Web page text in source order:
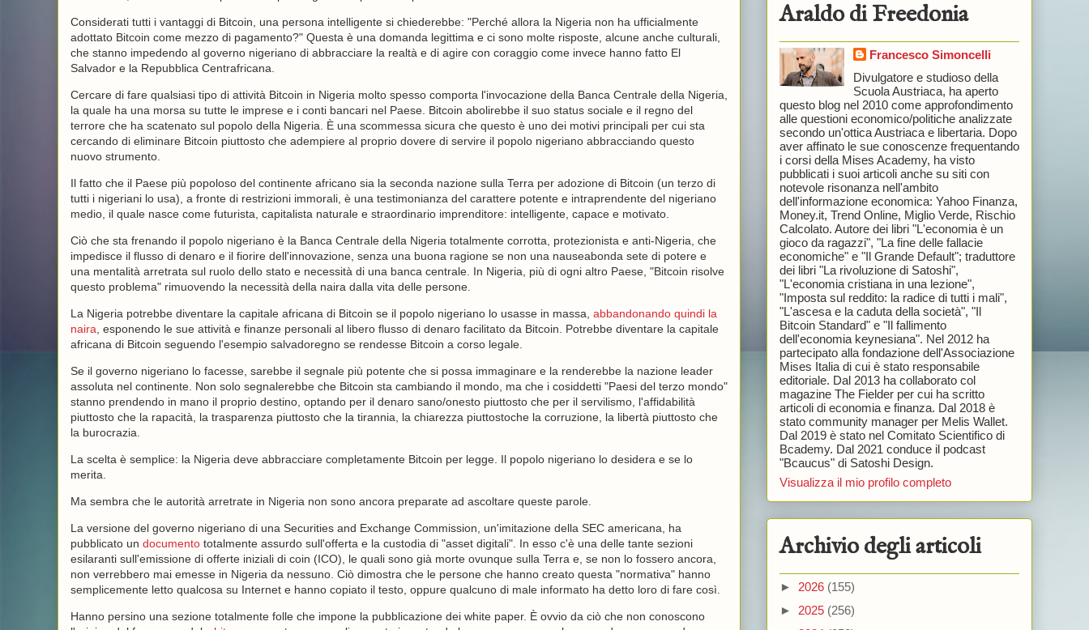
Considerati tutti i vantaggi di Bitcoin, una persona intelligente si chiederebbe: "Perché allora la Nigeria non ha ufficialmente
adottato Bitcoin come mezzo di pagamento?" Questa è una domanda legittima e ci sono molte risposte, alcune anche culturali,
che stanno impedendo al governo nigeriano di abbracciare la realtà e di agire con coraggio come invece hanno fatto El
Salvador e la Repubblica Centrafricana.
Cercare di fare qualsiasi tipo di attività Bitcoin in Nigeria molto spesso comporta l'invocazione della Banca Centrale della Nigeria,
la quale ha una morsa su tutte le imprese e i conti bancari nel Paese. Bitcoin abolirebbe il suo status sociale e il regno del
terrore che ha scatenato sul popolo della Nigeria. È una scommessa sicura che questo è uno dei motivi principali per cui sta
cercando di eliminare Bitcoin piuttosto che adempiere al proprio dovere di servire il popolo nigeriano abbracciando questo
nuovo strumento.
Il fatto che il Paese più popoloso del continente africano sia la seconda nazione sulla Terra per adozione di Bitcoin (un terzo di
tutti i nigeriani lo usa), a fronte di restrizioni immorali, è una testimonianza del carattere potente e intraprendente del nigeriano
medio, il quale nasce come futurista, capitalista naturale e straordinario imprenditore: intelligente, capace e motivato.
Ciò che sta frenando il popolo nigeriano è la Banca Centrale della Nigeria totalmente corrotta, protezionista e anti-Nigeria, che
impedisce il flusso di denaro e il fiorire dell'innovazione, senza una buona ragione se non una nauseabonda sete di potere e
una mentalità arretrata sul ruolo dello stato e necessità di una banca centrale. In Nigeria, più di ogni altro Paese, "Bitcoin risolve
questo problema" rimuovendo la necessità della naira dalla vita delle persone.
La Nigeria potrebbe diventare la capitale africana di Bitcoin se il popolo nigeriano lo usasse in massa, abbandonando quindi la
naira , esponendo le sue attività e finanze personali al libero flusso di denaro facilitato da Bitcoin. Potrebbe diventare la capitale
africana di Bitcoin seguendo l'esempio salvadoregno se rendesse Bitcoin a corso legale.
Se il governo nigeriano lo facesse, sarebbe il segnale più potente che si possa immaginare e la renderebbe la nazione leader
assoluta nel continente. Non solo segnalerebbe che Bitcoin sta cambiando il mondo, ma che i cosiddetti "Paesi del terzo mondo"
stanno prendendo in mano il proprio destino, optando per il denaro sano/onesto piuttosto che per il servilismo, l'affidabilità
piuttosto che la rapacità, la trasparenza piuttosto che la tirannia, la chiarezza piuttostoche la corruzione, la libertà piuttosto che
la burocrazia.
La scelta è semplice: la Nigeria deve abbracciare completamente Bitcoin per legge. Il popolo nigeriano lo desidera e se lo
merita.
Ma sembra che le autorità arretrate in Nigeria non sono ancora preparate ad ascoltare queste parole.
La versione del governo nigeriano di una Securities and Exchange Commission, un'imitazione della SEC americana, ha
pubblicato un documentototalmente assurdo sull'offerta e la custodia di "asset digitali". In esso c'è una delle tante sezioni
esilaranti sull'emissione di offerte iniziali di coin (ICO), le quali sono già morte ovunque sulla Terra e, se non lo fossero ancora,
non verrebbero mai emesse in Nigeria da nessuno. Ciò dimostra che le persone che hanno creato questa "normativa" hanno
semplicemente letto qualcosa su Internet e hanno copiato il testo, oppure qualcuno di male informato ha detto loro di fare così.
Hanno persino una sezione totalmente folle che impone la pubblicazione dei white paper. È ovvio da ciò che non conoscono
Araldo di Freedonia
Francesco Simoncelli
Divulgatore e studioso della
Scuola Austriaca, ha aperto
questo blog nel 2010 come approfondimento
alle questioni economico/politiche analizzate
secondo un'ottica Austriaca e libertaria. Dopo
aver affinato le sue conoscenze frequentando
i corsi della Mises Academy, ha visto
pubblicati i suoi articoli anche su siti con
notevole risonanza nell'ambito
dell'informazione economica: Yahoo Finanza,
Money.it, Trend Online, Miglio Verde, Rischio
Calcolato. Autore dei libri "L'economia è un
gioco da ragazzi", "La fine delle fallacie
economiche" e "Il Grande Default"; traduttore
dei libri "La rivoluzione di Satoshi",
"L'economia cristiana in una lezione",
"Imposta sul reddito: la radice di tutti i mali",
"L'ascesa e la caduta della società", "Il
Bitcoin Standard" e "Il fallimento
dell'economia keynesiana". Nel 2012 ha
partecipato alla fondazione dell'Associazione
Mises Italia di cui è stato responsabile
editoriale. Dal 2013 ha collaborato col
magazine The Fielder per cui ha scritto
articoli di economia e finanza. Dal 2018 è
stato community manager per Melis Wallet.
Dal 2019 è stato nel Comitato Scientifico di
Bcademy. Dal 2021 conduce il podcast
"Bcaucus" di Satoshi Design.
Visualizza il mio profilo completo
Archivio degli articoli
► 2026 (155)
► 2025 (256)